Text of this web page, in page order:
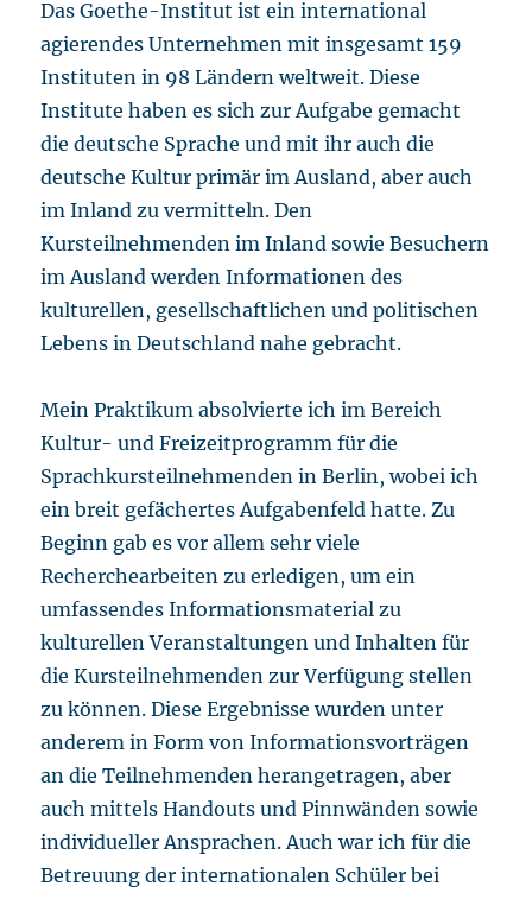
Das Goethe-Institut ist ein international
agierendes Unternehmen mit insgesamt 159
Instituten in 98 Ländern weltweit. Diese
Institute haben es sich zur Aufgabe gemacht
die deutsche Sprache und mit ihr auch die
deutsche Kultur primär im Ausland, aber auch
im Inland zu vermitteln. Den
Kursteilnehmenden im Inland sowie Besuchern
im Ausland werden Informationen des
kulturellen, gesellschaftlichen und politischen
Lebens in Deutschland nahe gebracht.
Mein Praktikum absolvierte ich im Bereich
Kultur- und Freizeitprogramm für die
Sprachkursteilnehmenden in Berlin, wobei ich
ein breit gefächertes Aufgabenfeld hatte. Zu
Beginn gab es vor allem sehr viele
Recherchearbeiten zu erledigen, um ein
umfassendes Informationsmaterial zu
kulturellen Veranstaltungen und Inhalten für
die Kursteilnehmenden zur Verfügung stellen
zu können. Diese Ergebnisse wurden unter
anderem in Form von Informationsvorträgen
an die Teilnehmenden herangetragen, aber
auch mittels Handouts und Pinnwänden sowie
individueller Ansprachen. Auch war ich für die
Betreuung der internationalen Schüler bei